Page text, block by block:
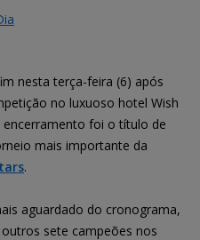
nesta terça-feira (6) após
no luxuoso hotel Wish
encerramento foi o título de
mais importante da
.
aguardado do cronograma,
sete campeões nos